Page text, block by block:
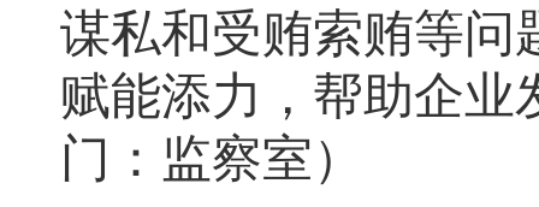
谋私和受贿索贿等问
赋能添力，帮助企业
门：监察室）